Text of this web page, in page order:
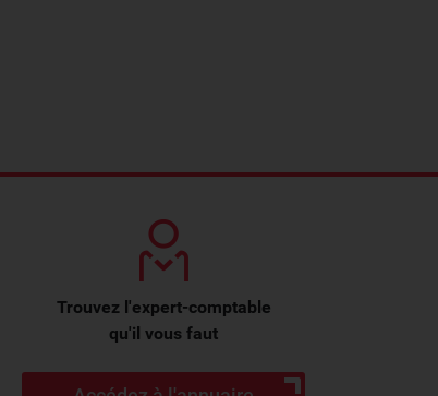
Trouvez l'expert-comptable
qu'il vous faut